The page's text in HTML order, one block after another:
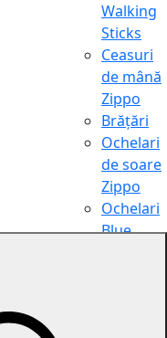
Walking
Sticks
Ceasuri
de mână
Zippo
Brățări
Ochelari
de soare
Zippo
Ochelari
Blue